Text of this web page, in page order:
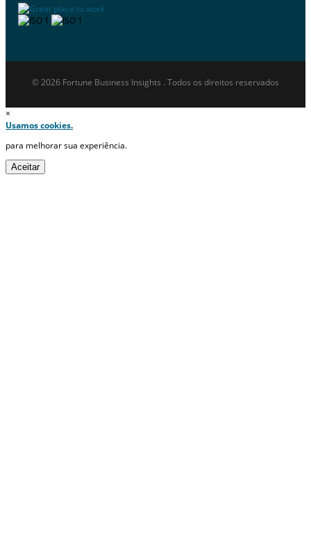
© 2026 Fortune Business Insights . Todos os direitos reservados
×
Usamos cookies.
para melhorar sua experiência.
Aceitar